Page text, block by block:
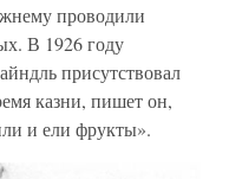
проводили
В 1926 году
присутствовал
казни, пишет он,
и ели фрукты».